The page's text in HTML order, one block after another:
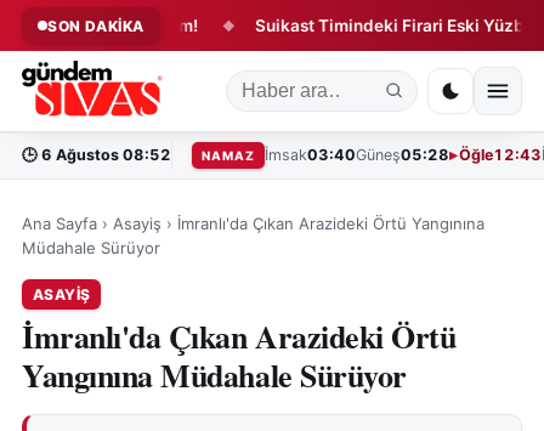
SON DAKİKA
Yeni Dönem! ◆ Suikast Timindeki Firari Eski Yüzbaşı
🕒 6 Ağustos 08:52 NAMAZ İmsak03:40Güneş05:28 Öğle12:43
Ana Sayfa › Asayiş › İmranlı'da Çıkan Arazideki Örtü Yangınına
Müdahale Sürüyor
ASAYIŞ
İmranlı'da Çıkan Arazideki Örtü
Yangınına Müdahale Sürüyor